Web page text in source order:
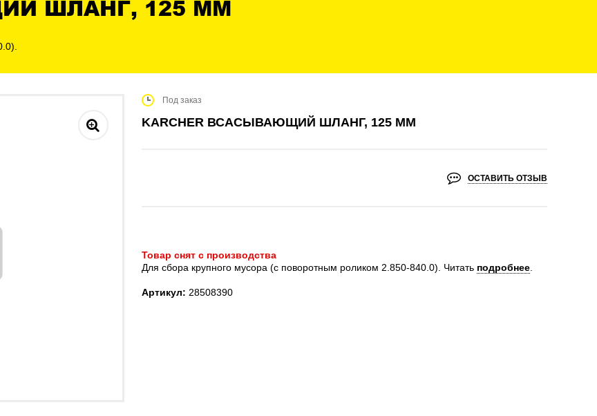
ШЛАНГ, 125 ММ
Под заказ
KARCHER ВСАСЫВАЮЩИЙ ШЛАНГ, 125 ММ
ОСТАВИТЬ ОТЗЫВ
Товар снят с производства
Для сбора крупного мусора (с поворотным роликом 2.850-840.0).
Читать подробнее.
Артикул: 28508390